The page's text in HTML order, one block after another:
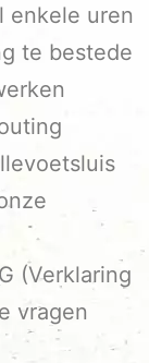
enkele uren
te bestede
(Verklaring
vragen